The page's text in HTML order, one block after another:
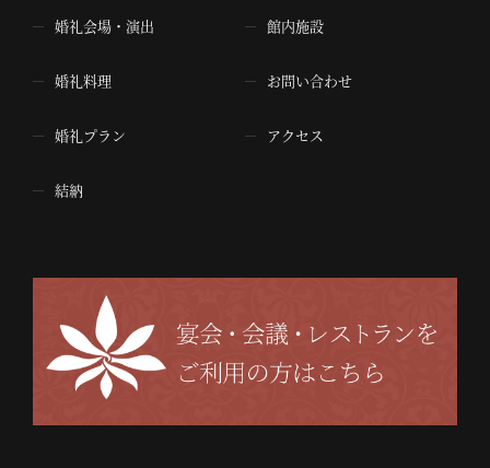
婚礼会場・演出
婚礼料理
婚礼プラン
結納
館内施設
お問い合わせ
アクセス